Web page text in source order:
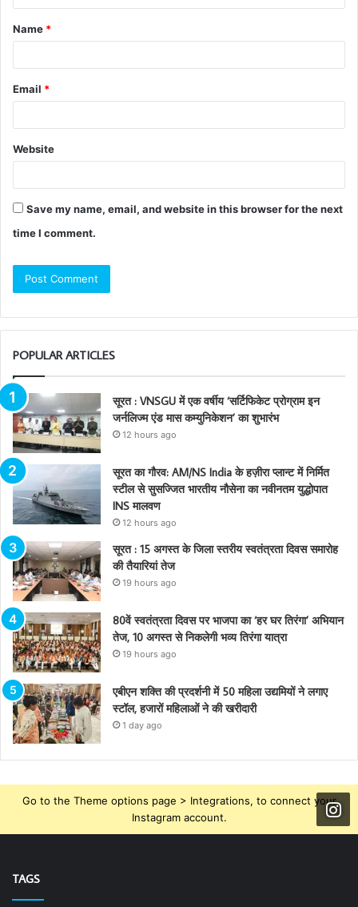
Name *
Email *
Website
Save my name, email, and website in this browser for the next
time I comment.
POPULAR ARTICLES
सूरत : VNSGU में एक वर्षीय ‘सर्टिफिकेट प्रोग्राम इन
जर्नलिज्म एंड मास कम्युनिकेशन’ का शुभारंभ
12 hours ago
सूरत का गौरव: AM/NS India के हज़ीरा प्लान्ट में निर्मित
स्टील से सुसज्जित भारतीय नौसेना का नवीनतम युद्धोपात
INS मालवण
12 hours ago
सूरत : 15 अगस्त के जिला स्तरीय स्वतंत्रता दिवस समारोह
की तैयारियां तेज
19 hours ago
80वें स्वतंत्रता दिवस पर भाजपा का ‘हर घर तिरंगा’ अभियान
तेज, 10 अगस्त से निकलेगी भव्य तिरंगा यात्रा
19 hours ago
एबीएन शक्ति की प्रदर्शनी में 50 महिला उद्यमियों ने लगाए
स्टॉल, हजारों महिलाओं ने की खरीदारी
1 day ago
Go to the Theme options page > Integrations, to connect your
Instagram account.
TAGS